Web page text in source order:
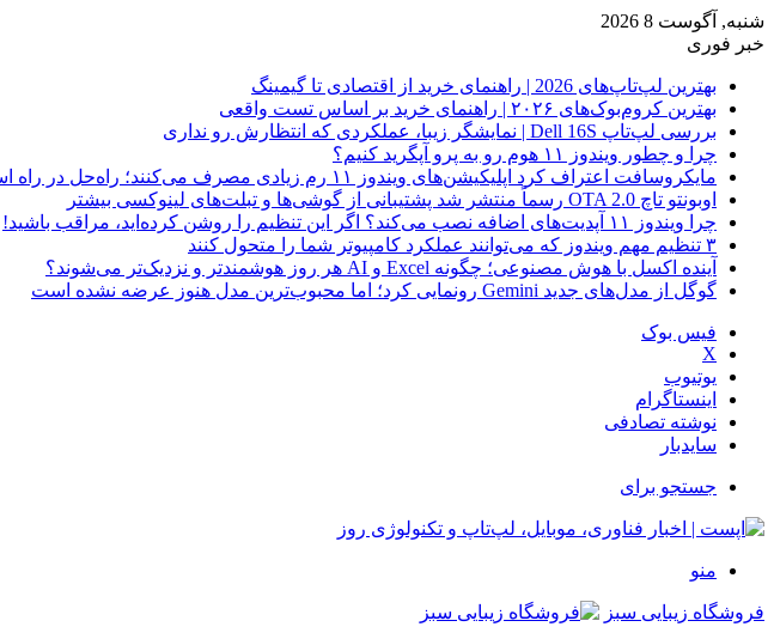
شنبه, آگوست 8 2026
خبر فوری
بهترین لپ‌تاپ‌های 2026 | راهنمای خرید از اقتصادی تا گیمینگ
بهترین کروم‌بوک‌های ۲۰۲۶ | راهنمای خرید بر اساس تست واقعی
بررسی لپ‌تاپ Dell 16S | نمایشگر زیبا، عملکردی که انتظارش رو نداری
چرا و چطور ویندوز ۱۱ هوم رو به پرو آپگرید کنیم؟
مایکروسافت اعتراف کرد اپلیکیشن‌های ویندوز ۱۱ رم زیادی مصرف می‌کنند؛ راه‌حل در راه است
اوبونتو تاچ OTA 2.0 رسماً منتشر شد پشتیبانی از گوشی‌ها و تبلت‌های لینوکسی بیشتر
چرا ویندوز ۱۱ آپدیت‌های اضافه نصب می‌کند؟ اگر این تنظیم را روشن کرده‌اید، مراقب باشید!
۳ تنظیم مهم ویندوز که می‌توانند عملکرد کامپیوتر شما را متحول کنند
آینده اکسل با هوش مصنوعی؛ چگونه Excel و AI هر روز هوشمندتر و نزدیک‌تر می‌شوند؟
گوگل از مدل‌های جدید Gemini رونمایی کرد؛ اما محبوب‌ترین مدل هنوز عرضه نشده است
فیس بوک
X
یوتیوب
اینستاگرام
نوشته تصادفی
سایدبار
جستجو برای
منو
فروشگاه زیبایی سبز